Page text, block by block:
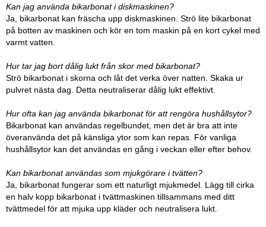
Kan jag använda bikarbonat i diskmaskinen?
Ja, bikarbonat kan fräscha upp diskmaskinen. Strö lite bikarbonat
på botten av maskinen och kör en tom maskin på en kort cykel med
varmt vatten.
Hur tar jag bort dålig lukt från skor med bikarbonat?
Strö bikarbonat i skorna och låt det verka över natten. Skaka ur
pulvret nästa dag. Detta neutraliserar dålig lukt effektivt.
Hur ofta kan jag använda bikarbonat för att rengöra hushållsytor?
Bikarbonat kan användas regelbundet, men det är bra att inte
överanvända det på känsliga ytor som kan repas. För vanliga
hushållsytor kan det användas en gång i veckan eller efter behov.
Kan bikarbonat användas som mjukgörare i tvätten?
Ja, bikarbonat fungerar som ett naturligt mjukmedel. Lägg till cirka
en halv kopp bikarbonat i tvättmaskinen tillsammans med ditt
tvättmedel för att mjuka upp kläder och neutralisera lukt.